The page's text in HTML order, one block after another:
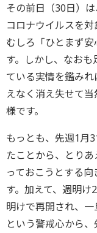
その前日（30日）
コロナウイルスを対
むしろ「ひとまず
す。しかし、なお
ている実情を鑑み
えなく消え失せて
様です。
もっとも、先週1月
たことから、とり
っておこうとする
す。加えて、週明
明けで再開され、
という警戒心から